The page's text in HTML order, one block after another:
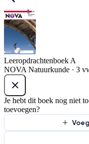
Leeropdrachtenboek A
NOVA Natuurkunde · 3
Je hebt dit boek nog niet
toevoegen?